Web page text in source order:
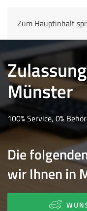
Zum Hauptinhalt
Münster
100% Service, 0%
Die
wir Ihnen in